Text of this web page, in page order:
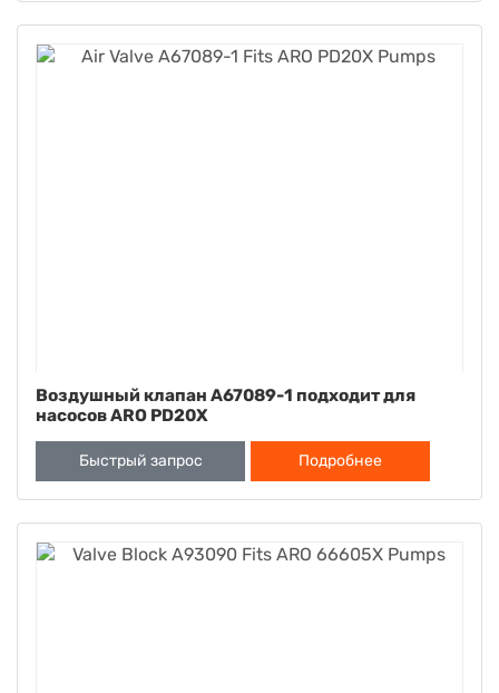
Воздушный клапан A67089-1 подходит для
насосов ARO PD20X
Быстрый запрос Подробнее